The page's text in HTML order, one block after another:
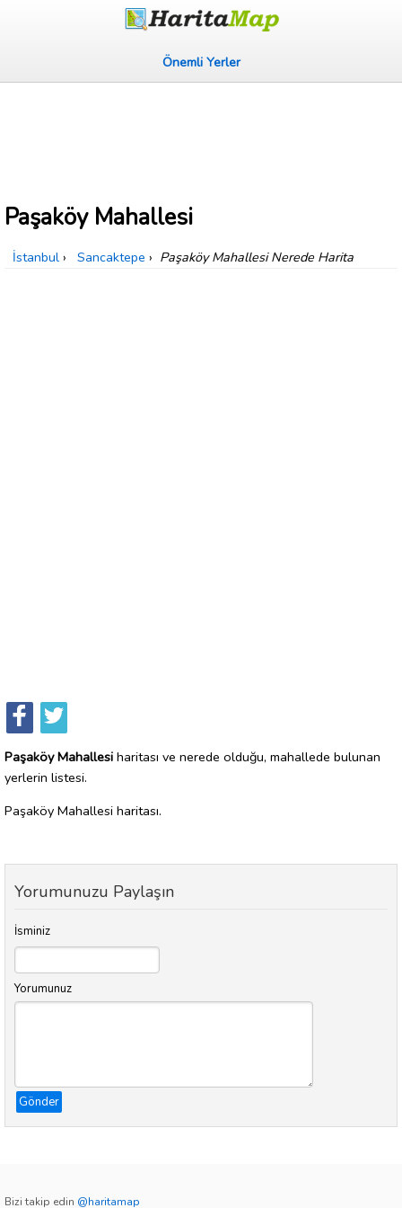
Önemli Yerler
Paşaköy Mahallesi
İstanbul › Sancaktepe › Paşaköy Mahallesi Nerede Harita
Paşaköy Mahallesi haritası ve nerede olduğu, mahallede bulunan
yerlerin listesi.
Paşaköy Mahallesi haritası.
Yorumunuzu Paylaşın
İsminiz
Yorumunuz
Gönder
Bizi takip edin @haritamap